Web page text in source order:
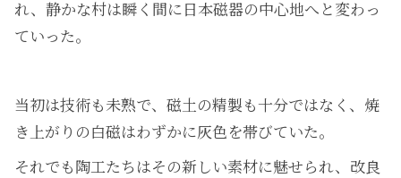
れ、静かな村は瞬く間に日本磁器の中心地へと変わっ
ていった。
当初は技術も未熟で、磁土の精製も十分ではなく、焼
き上がりの白磁はわずかに灰色を帯びていた。
それでも陶工たちはその新しい素材に魅せられ、改良